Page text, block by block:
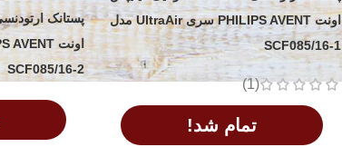
اونت PHILIPS AVENT سری UltraAir مدل
SCF085/16-1
(1)
تمام شد!
SCF085/16-2